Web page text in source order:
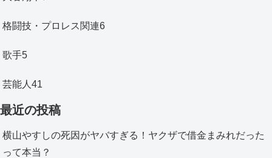
格闘技・プロレス関連6
歌手5
芸能人 41
最近の投稿
横山やすしの死因がヤバすぎる！ヤクザで借金まみれだった
って本当？